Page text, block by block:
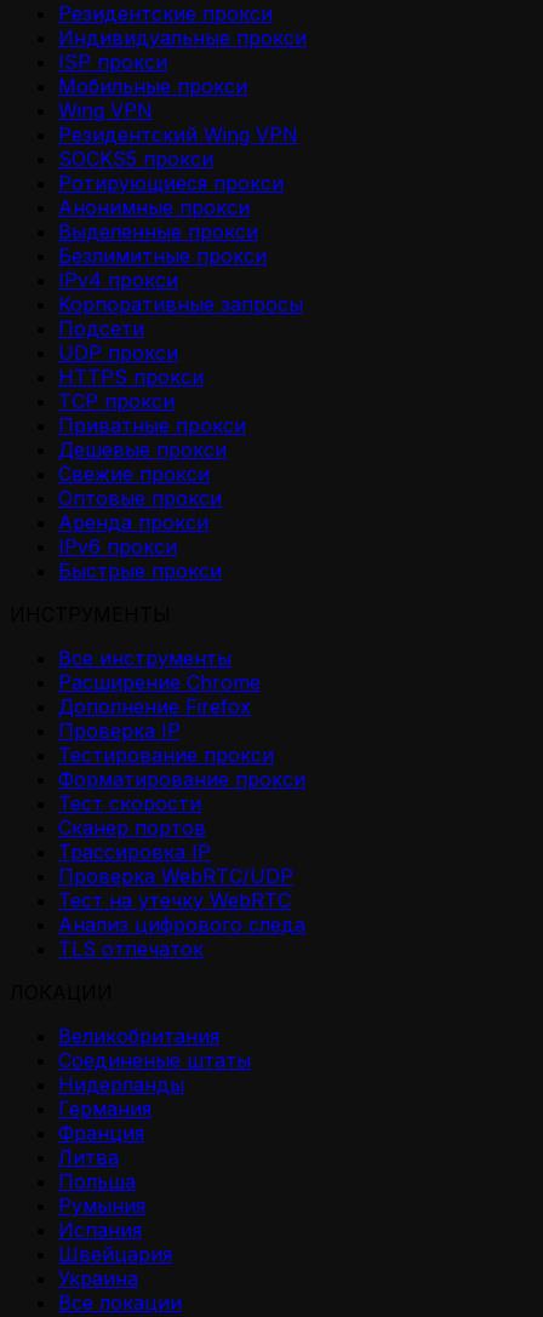
Резидентские прокси
Индивидуальные прокси
ISP прокси
Мобильные прокси
Wing VPN
Резидентский Wing VPN
SOCKS5 прокси
Ротирующиеся прокси
Анонимные прокси
Выделенные прокси
Безлимитные прокси
IPv4 прокси
Корпоративные запросы
Подсети
UDP прокси
HTTPS прокси
TCP прокси
Приватные прокси
Дешевые прокси
Свежие прокси
Оптовые прокси
Аренда прокси
IPv6 прокси
Быстрые прокси
Все инструменты
Расширение Chrome
Дополнение Firefox
Проверка IP
Тестирование прокси
Форматирование прокси
Тест скорости
Сканер портов
Трассировка IP
Проверка WebRTC/UDP
Тест на утечку WebRTC
Анализ цифрового следа
TLS отпечаток
Великобритания
Соединеные штаты
Нидерланды
Германия
Франция
Литва
Польша
Румыния
Испания
Швейцария
Украина
Все локации